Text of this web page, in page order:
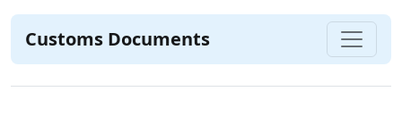
Customs Documents